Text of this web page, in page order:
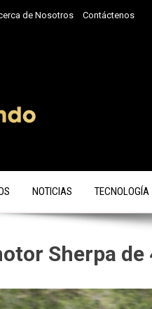
de Nosotros Contáctenos
NOTICIAS TECNOLOGÍA
Sherpa de